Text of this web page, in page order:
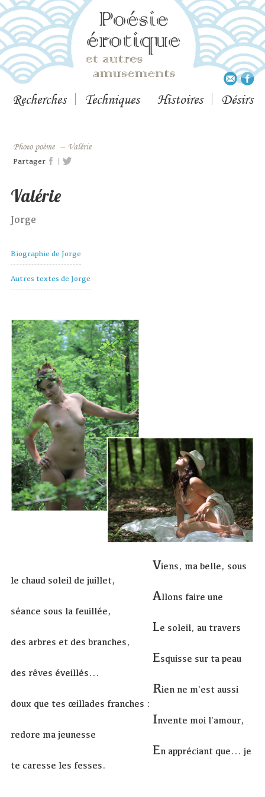
Recherches Techniques Histoires Désirs
Photo poème – Valérie
Partager |
Valérie
Jorge
Biographie de Jorge
Autres textes de Jorge
Viens, ma belle, sous
le chaud soleil de juillet,
Allons faire une
séance sous la feuillée,
Le soleil, au travers
des arbres et des branches,
Esquisse sur ta peau
des rêves éveillés...
Rien ne m'est aussi
doux que tes œillades franches :
Invente moi l'amour,
redore ma jeunesse
En appréciant que... je
te caresse les fesses.